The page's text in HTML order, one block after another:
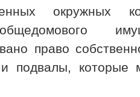
окружных
право
подвалы, которые